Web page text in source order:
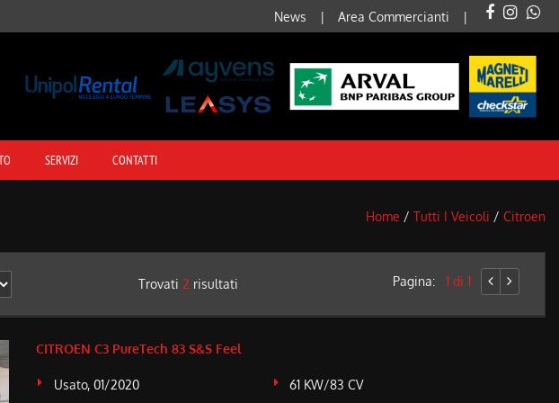
News Area Commercianti
SERVIZI CONTATTI
Home / Tutti I Veicoli / Citroen
Trovati 2 risultati Pagina: 1 di 1
CITROEN C3 PureTech 83 S&S Feel
Usato, 01/2020
61 KW/83 CV